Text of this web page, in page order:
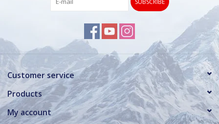
SUBSCRIBE
Customer service
Products
My account